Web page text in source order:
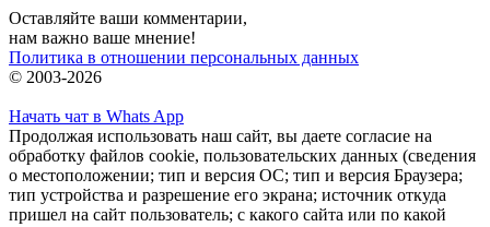
Оставляйте ваши комментарии,
нам важно ваше мнение!
Политика в отношении персональных данных
© 2003-2026
Начать чат в Whats App
Продолжая использовать наш сайт, вы даете согласие на
обработку файлов cookie, пользовательских данных (сведения
о местоположении; тип и версия ОС; тип и версия Браузера;
тип устройства и разрешение его экрана; источник откуда
пришел на сайт пользователь; с какого сайта или по какой